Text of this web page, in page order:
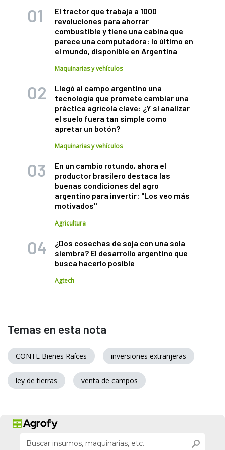
El tractor que trabaja a 1000
revoluciones para ahorrar
combustible y tiene una cabina que
parece una computadora: lo último en
el mundo, disponible en Argentina
Maquinarias y vehículos
Llegó al campo argentino una
tecnología que promete cambiar una
práctica agrícola clave: ¿Y si analizar
el suelo fuera tan simple como
apretar un botón?
Maquinarias y vehículos
En un cambio rotundo, ahora el
productor brasilero destaca las
buenas condiciones del agro
argentino para invertir: "Los veo más
motivados"
Agricultura
¿Dos cosechas de soja con una sola
siembra? El desarrollo argentino que
busca hacerlo posible
Agtech
Temas en esta nota
CONTE Bienes Raíces inversiones extranjeras
ley de tierras venta de campos